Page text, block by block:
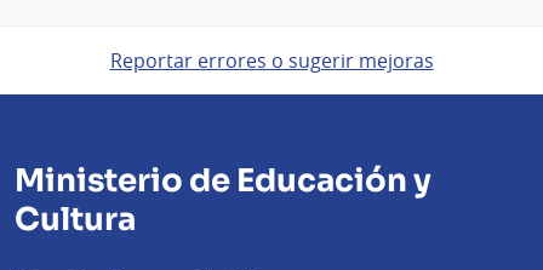
Reportar errores o sugerir mejoras
Ministerio de Educación y
Cultura